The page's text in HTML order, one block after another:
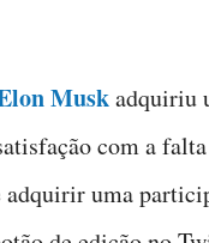
Muskadquiriu
com a
adquirir uma